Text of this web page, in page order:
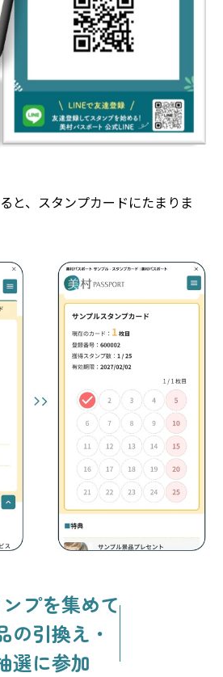
と、スタンプカードにたまりま
プを集めて
の引換え・
選に参加